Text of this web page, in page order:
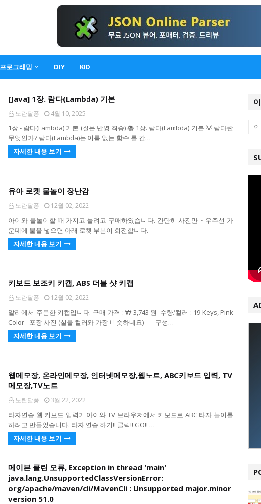
프로그래밍 DIY KID
[Java] 1장. 람다(Lambda) 기본
노란달퐁 4월 10, 2025
1장 - 람다(Lambda) 기본 (질문 반영 최종) 📚 1장. 람다(Lambda) 기본 💡 람다란
무엇인가? 람다(Lambda)는 이름 없는 함수 를 간…
자세한 내용 보기
유아 로켓 물놀이 장난감
노란달퐁 12월 02, 2022
아이와 물놀이할 때 가지고 놀려고 구매하였습니다. 간단히 사진만 ~ 우주선 가
운데에 물을 넣으면 아래 로켓 부분이 회전합니다.
자세한 내용 보기
키보드 보조키 키캡, ABS 더블 샷 키캡
노란달퐁 12월 02, 2022
알리에서 주문한 키캡입니다. 구매 가격 : ₩ 3,743 원 수량/컬러 : 19 Keys, Pink
Color - 포장 사진 (실물 컬러와 가장 비슷하네요) - - 구성…
자세한 내용 보기
웹메모장, 온라인메모장, 인터넷메모장,웹노트, ABC키보드 입력, TV
메모장,TV노트
노란달퐁 3월 22, 2022
타자연습 웹 키보드 입력기 아이와 TV 브라우저에서 키보드로 ABC 타자 놀이를
하려고 만들었습니다. 타자 연습 하기!! 클릭!! GO!! …
자세한 내용 보기
메이븐 클린 오류, Exception in thread 'main'
java.lang.UnsupportedClassVersionError:
org/apache/maven/cli/MavenCli : Unsupported major.minor
version 51.0